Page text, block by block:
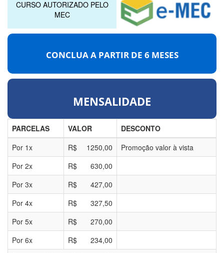
CURSO AUTORIZADO PELO
MEC
CONCLUA A PARTIR DE 6 MESES
MENSALIDADE
PARCELAS VALOR
DESCONTO
Por 1x R$ 1250,00
Promoção valor à vista
Por 2x R$
630,00
Por 3x R$
427,00
Por 4x R$
327,50
Por 5x R$
270,00
Por 6x R$
234,00